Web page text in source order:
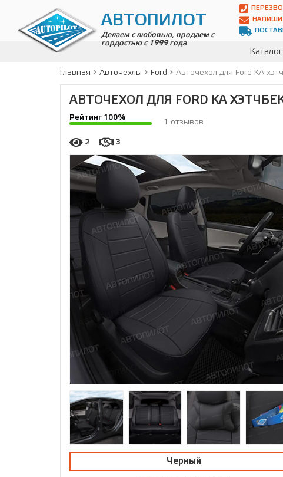
АВТОПИЛОТ
Делаем с любовью, продаем с
гордостью с 1999 года
Каталог
Главная Авточехлы Ford Авточехол для Ford KA
АВТОЧЕХОЛ ДЛЯ FORD KA
Рейтинг 100%
1 отзывов
2 3
Черный
Адрес:
Чагинская